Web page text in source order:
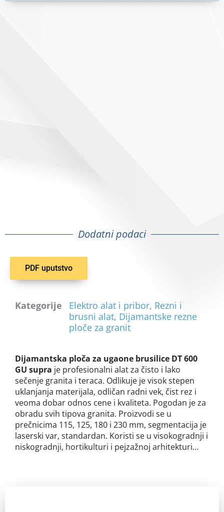
Dodatni podaci
PDF uputstvo
Kategorije Elektro alat i pribor, Rezni i
brusni alat, Dijamantske rezne
ploče za granit
Dijamantska ploča za ugaone brusilice DT 600
GU supra je profesionalni alat za čisto i lako
sečenje granita i teraca. Odlikuje je visok stepen
uklanjanja materijala, odličan radni vek, čist rez i
veoma dobar odnos cene i kvaliteta. Pogodan jeza
obradu svih tipova granita. Proizvodi se u
prečnicima 115, 125, 180 i 230 mm, segmentacija je
laserski var, standardan. Koristi se u visokogradnji i
niskogradnji, hortikulturi i pejzažnoj arhitekturi…